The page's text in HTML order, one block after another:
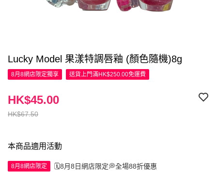
Lucky Model 果漾特調唇釉 (顏色隨機)8g
8月8網店限定獨享 送貨上門滿HK$250.00免運費
HK$67.50
HK$45.00
本商品適用活動
8月8網店限定 🗓️8月8日網店限定💭全場88折優惠